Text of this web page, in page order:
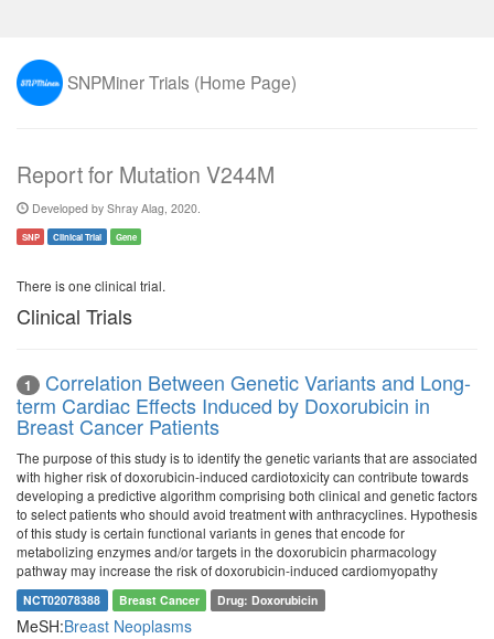
SNPMiner Trials (Home Page)
Report for Mutation V244M
Developed by Shray Alag, 2020.
SNP Clinical Trial Gene
There is one clinical trial.
Clinical Trials
1
Correlation Between Genetic Variants and Long-
term Cardiac Effects Induced by Doxorubicin in
Breast Cancer Patients
The purpose of this study is to identify the genetic variants that are associated
with higher risk of doxorubicin-induced cardiotoxicity can contribute towards
developing a predictive algorithm comprising both clinical and genetic factors
to select patients who should avoid treatment with anthracyclines. Hypothesis
of this study is certain functional variants in genes that encode for
metabolizing enzymes and/or targets in the doxorubicin pharmacology
pathway may increase the risk of doxorubicin-induced cardiomyopathy
NCT02078388 Breast Cancer Drug: Doxorubicin
MeSH:Breast Neoplasms